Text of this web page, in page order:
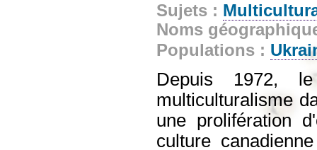
Sujets :
Noms
Populations :
Depuis 1972,
multiculturalisme
une prolifération
culture